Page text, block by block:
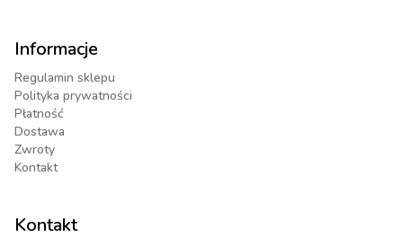
Informacje
Regulamin sklepu
Polityka prywatności
Płatność
Dostawa
Zwroty
Kontakt
Kontakt